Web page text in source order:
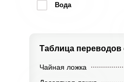
Вода
Таблица переводов
Чайная ложка